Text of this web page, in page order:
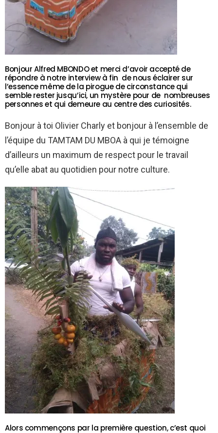
Bonjour Alfred MBONDO et merci d’avoir accepté de
répondre à notre interview à fin de nous éclairer sur
l’essence même de la pirogue de circonstance qui
semble rester jusqu’ici, un mystère pour de nombreuses
personnes et qui demeure au centre des curiosités.
Bonjour à toi Olivier Charly et bonjour à l’ensemble de
l’équipe du TAMTAM DU MBOA à qui je témoigne
d’ailleurs un maximum de respect pour le travail
qu’elle abat au quotidien pour notre culture.
Alors commençons par la première question, c’est quoi